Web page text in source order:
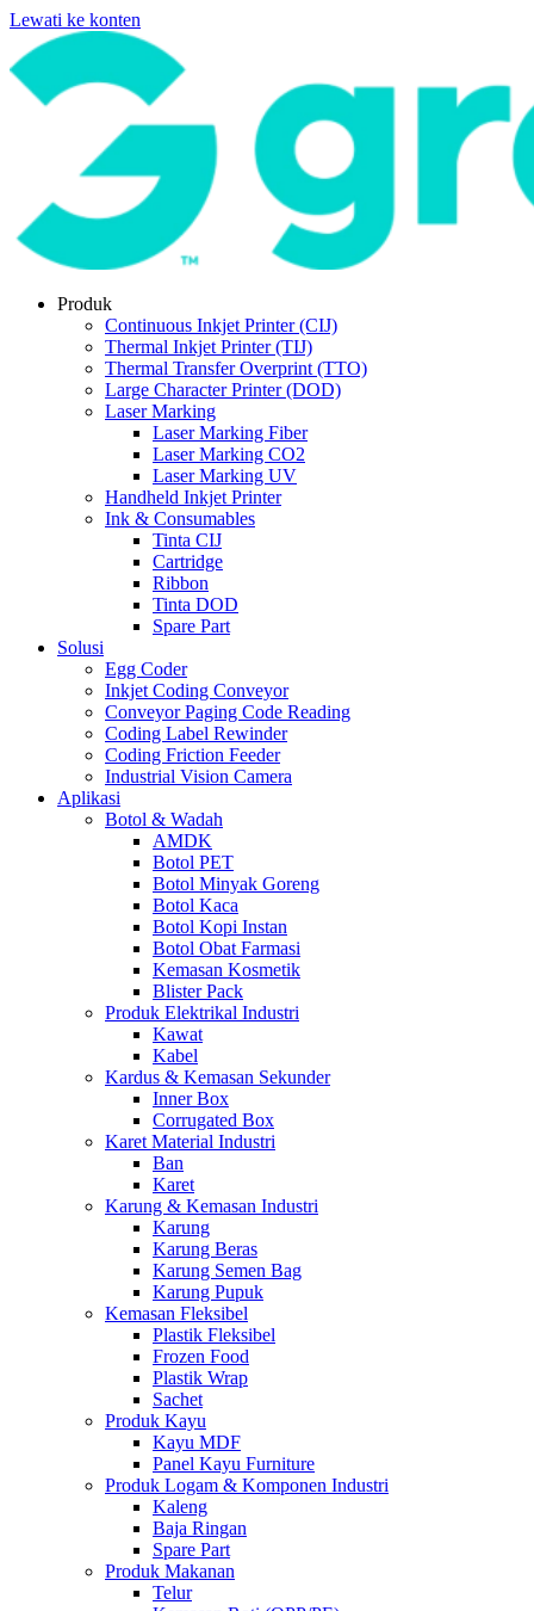
Lewati ke konten
Produk
Continuous Inkjet Printer (CIJ)
Thermal Inkjet Printer (TIJ)
Thermal Transfer Overprint (TTO)
Large Character Printer (DOD)
Laser Marking
Laser Marking Fiber
Laser Marking CO2
Laser Marking UV
Handheld Inkjet Printer
Ink & Consumables
Tinta CIJ
Cartridge
Ribbon
Tinta DOD
Spare Part
Solusi
Egg Coder
Inkjet Coding Conveyor
Conveyor Paging Code Reading
Coding Label Rewinder
Coding Friction Feeder
Industrial Vision Camera
Aplikasi
Botol & Wadah
AMDK
Botol PET
Botol Minyak Goreng
Botol Kaca
Botol Kopi Instan
Botol Obat Farmasi
Kemasan Kosmetik
Blister Pack
Produk Elektrikal Industri
Kawat
Kabel
Kardus & Kemasan Sekunder
Inner Box
Corrugated Box
Karet Material Industri
Ban
Karet
Karung & Kemasan Industri
Karung
Karung Beras
Karung Semen Bag
Karung Pupuk
Kemasan Fleksibel
Plastik Fleksibel
Frozen Food
Plastik Wrap
Sachet
Produk Kayu
Kayu MDF
Panel Kayu Furniture
Produk Logam & Komponen Industri
Kaleng
Baja Ringan
Spare Part
Produk Makanan
Telur